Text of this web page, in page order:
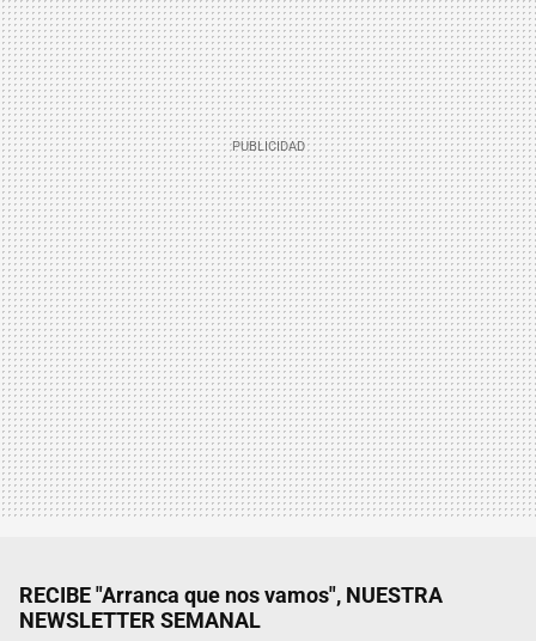
RECIBE "Arranca que nos vamos", NUESTRA
NEWSLETTER SEMANAL